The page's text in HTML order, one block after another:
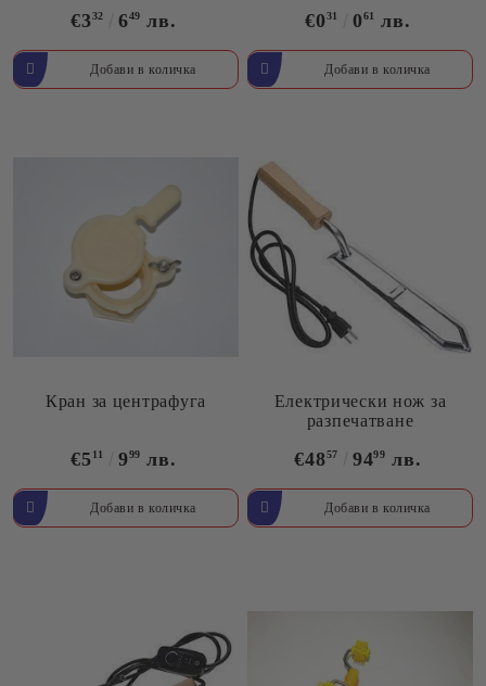
€332 649 лв. €031 061 лв.
Кран за центрафуга
€511 999 лв.
Електрически нож за
разпечатване
€4857 9499 лв.